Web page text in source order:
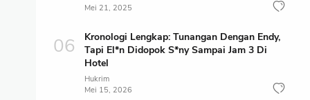
Mei 21, 2025
Kronologi Lengkap: Tunangan Dengan Endy,
Tapi El*n Didopok S*ny Sampai Jam 3 Di
Hotel
Hukrim
Mei 15, 2026